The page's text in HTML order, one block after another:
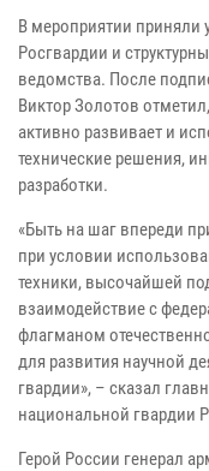
В мероприятии приняли
Росгвардии и
ведомства. После
Виктор Золотов
активно развивает и
технические решения,
разработки.
«Быть на шаг впереди
при условии
техники, высочайшей
взаимодействие с
флагманом
для развития научной
гвардии», – сказал
национальной гвардии
Герой России генерал